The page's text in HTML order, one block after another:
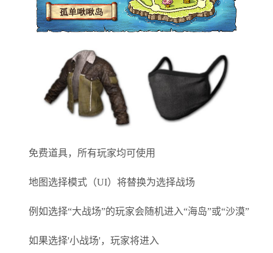
免费道具，所有玩家均可使用
地图选择模式（UI）将替换为选择战场
例如选择“大战场”的玩家会随机进入“海岛”或“沙漠”
如果选择'小战场'，玩家将进入